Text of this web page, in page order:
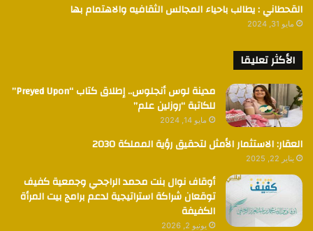
القحطاني : يطالب باحياء المجالس الثقافيه والاهتمام بها
مايو 31, 2024
الأكثر تعليقا
مدينة لوس أنجلوس.. إطلاق كتاب “Preyed Upon”
للكاتبة “روزلين علم”
مايو 14, 2024
العقار: الاستثمار الأمثل لتحقيق رؤية المملكة 2030
يناير 22, 2025
أوقاف نوال بنت محمد الراجحي وجمعية كفيف
توقعان شراكة استراتيجية لدعم برامج بيت المرأة
الكفيفة
يونيو 2, 2026